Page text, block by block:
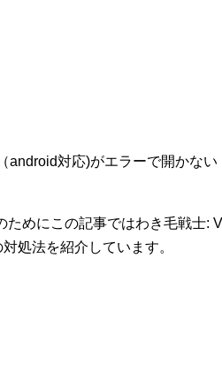
android対応)がエラーで開かな
めにこの記事ではわき毛戦士:
処法を紹介しています。